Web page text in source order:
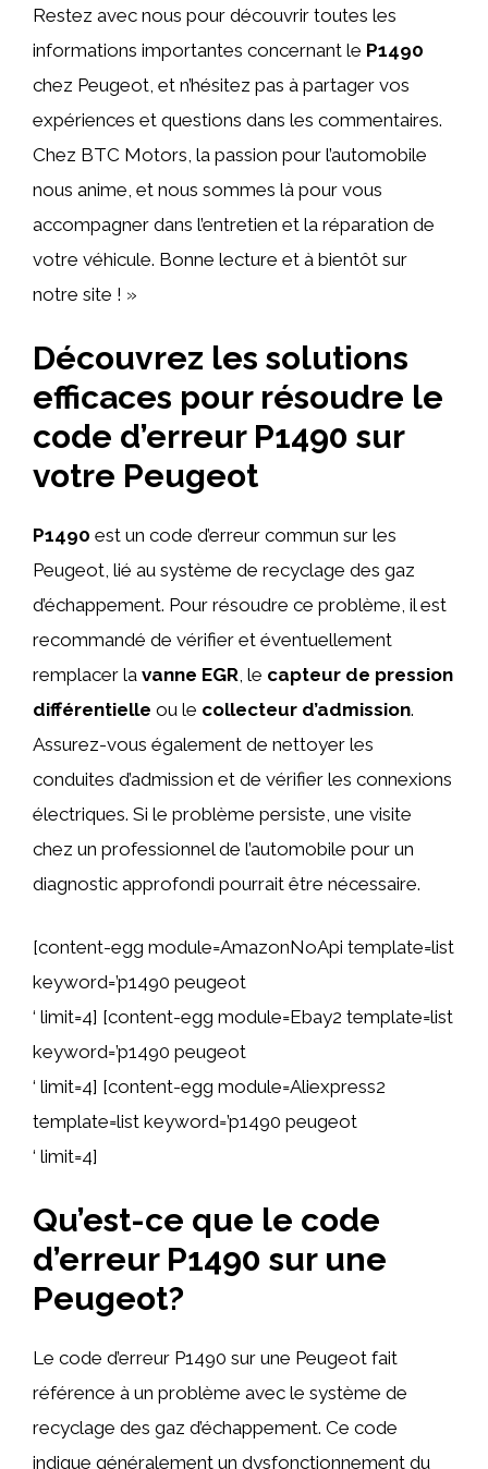
Restez avec nous pour découvrir toutes les
informations importantes concernant le P1490
chez Peugeot, et n’hésitez pas à partager vos
expériences et questions dans les commentaires.
Chez BTC Motors, la passion pour l’automobile
nous anime, et nous sommes là pour vous
accompagner dans l’entretien et la réparation de
votre véhicule. Bonne lecture et à bientôt sur
notre site ! »
Découvrez les solutions
efficaces pour résoudre le
code d’erreur P1490 sur
votre Peugeot
P1490 est un code d’erreur commun sur les
Peugeot, lié au système de recyclage des gaz
d’échappement. Pour résoudre ce problème, il est
recommandé de vérifier et éventuellement
remplacer la vanne EGR, le capteur de pression
différentielle ou le collecteur d’admission.
Assurez-vous également de nettoyer les
conduites d’admission et de vérifier les connexions
électriques. Si le problème persiste, une visite
chez un professionnel de l’automobile pour un
diagnostic approfondi pourrait être nécessaire.
[content-egg module=AmazonNoApi template=list
keyword=’p1490 peugeot
‘ limit=4] [content-egg module=Ebay2 template=list
keyword=’p1490 peugeot
‘ limit=4] [content-egg module=Aliexpress2
template=list keyword=’p1490 peugeot
‘ limit=4]
Qu’est-ce que le code
d’erreur P1490 sur une
Peugeot?
Le code d’erreur P1490 sur une Peugeot fait
référence à un problème avec le système de
recyclage des gaz d’échappement. Ce code
indique généralement un dysfonctionnement du